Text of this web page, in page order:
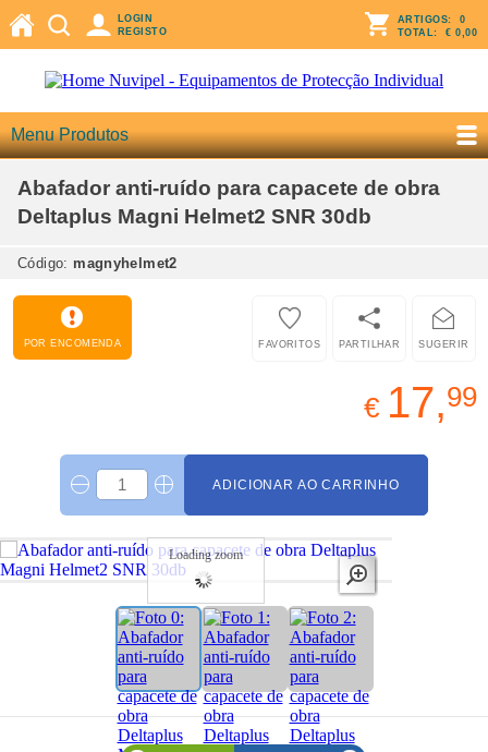
LOGIN
REGISTO
ARTIGOS: 0
TOTAL: € 0,00
Menu Produtos
Abafador anti-ruído para capacete de obra
Deltaplus Magni Helmet2 SNR 30db
Código: magnyhelmet2
POR ENCOMENDA SUGERIR
PARTILHAR
FAVORITOS
€ 17,99
ADICIONAR AO CARRINHO
Loading zoom